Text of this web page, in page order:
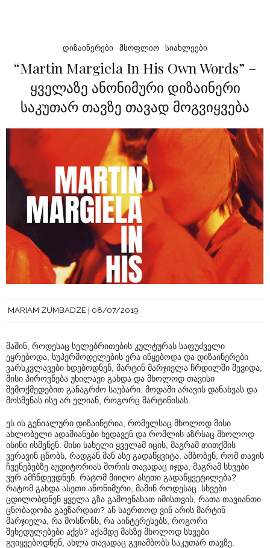
ᲓᲘᲖᲐᲘᲜᲔᲠᲔᲑᲘ ᲛᲡᲝᲤᲚᲘᲝ ᲡᲘᲐᲮᲚᲔᲔᲑᲘ
“Martin Margiela In His Own Words” –
ყველაზე ანონიმური დიზაინერი
საკუთარ თავზე თავად მოგვიყვება
MARIAM ZUMBADZE 08/07/2019
მაშინ, როდესაც სელებრითების კულტურას საფუძველი
ეყრებოდა, სუპერმოდელების ერა იწყებოდა და დიზაინერები
ვარსკვლავები ხდებოდნენ, მარტინ მარჯიელა ჩრდილში შევიდა,
მისი პიროვნება უხილავი გახდა და მხოლოდ თავისი
შემოქმედებით განაგრძო საუბარი. მოდაში არავის დანახვას და
მოსმენას ისე არ ელიან, როგორც მარტინისას.
ეს ის გენიალური დიზაინერია, რომელსაც მხოლოდ მისი
ახლობელი ადამიანები ხედავენ და რომლის აზრსაც მხოლოდ
ისინი ისმენენ. მისი სახელი ყველამ იცის, მაგრამ თითქმის
ვერავინ ცნობს, რადგან მან ასე გადაწყვიტა. ამბობენ, რომ თავის
ჩვენებებზე აუდიტორიას შორის თავადაც იჯდა, მაგრამ სხვები
ვერ ამჩნდევდნენ. რატომ მიიღო ასეთი გადაწყვეტილება?
რატომ გახდა ასეთი ანონიმური, მაშინ როდესაც სხვები
ცდილობდნენ ყველა გზა გამოენახათ იმისთვის, რათა თავიანთი
ცნობადობა გაეზარდათ? ან საერთოდ ვინ არის მარტინ
მარჯიელა, რა მოსწონს, რა აინტერესებს, როგორი
შეხედულებები აქვს? აქამდე მასზე მხოლოდ სხვები
გვიყვებოდნენ, ახლა თავადაც გვიამბობს საკუთარ თავზე.